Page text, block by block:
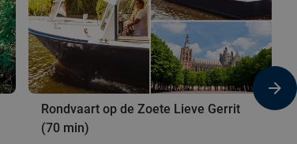
Rondvaart op de Zoete Lieve Gerrit
(70 min)